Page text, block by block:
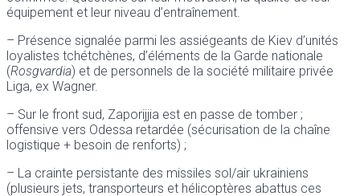
équipement et leur niveau d’entraînement.
– Présence signalée parmi les assiégeants de Kiev d’unités
loyalistes tchétchènes, d’éléments de la Garde nationale
(Rosgvardia) et de personnels de la société militaire privée
Liga, ex Wagner.
– Sur le front sud, Zaporijjia est en passe de tomber ;
offensive vers Odessa retardée (sécurisation de la chaîne
logistique + besoin de renforts) ;
– La crainte persistante des missiles sol/air ukrainiens
(plusieurs jets, transporteurs et hélicoptères abattus ces